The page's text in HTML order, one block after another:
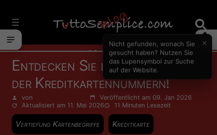
contenuto
Karten
Entdecken Sie die Bedeutung
der Kreditkartennummern!
von
Veröffentlicht am 09. Jan 2026
Aktualisiert am 11. Mai 2026
11 Minuten Lesezeit
Vertiefung Kartenbegriffe Kreditkarte
Nicht gefunden, wonach Sie
gesucht haben? Nutzen Sie
das Lupensymbol zur Suche
auf der Website.
×